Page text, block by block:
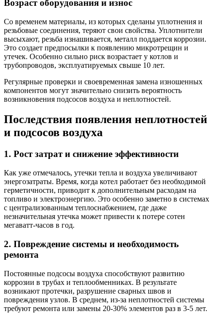
Возраст оборудования и износ
Со временем материалы, из которых сделаны уплотнения и
резьбовые соединения, теряют свои свойства. Уплотнители
высыхают, резьба изнашивается, металл поддается коррозии.
Это создает предпосылки к появлению микротрещин и
утечек. Особенно сильно риск возрастает у котлов и
трубопроводов, эксплуатируемых свыше 10 лет.
Регулярные проверки и своевременная замена изношенных
компонентов могут значительно снизить вероятность
возникновения подсосов воздуха и неплотностей.
Последствия появления неплотностей
и подсосов воздуха
1. Рост затрат и снижение эффективности
Как уже отмечалось, утечки тепла и воздуха увеличивают
энергозатраты. Время, когда котел работает без необходимой
герметичности, приводит к дополнительным расходам на
топливо и электроэнергию. Это особенно заметно в системах
с централизованным теплоснабжением, где даже
незначительная утечка может привести к потере сотен
мегаватт-часов в год.
2. Повреждение системы и необходимость
ремонта
Постоянные подсосы воздуха способствуют развитию
коррозии в трубах и теплообменниках. В результате
возникают протечки, разрушение сварных швов и
повреждения узлов. В среднем, из-за неплотностей системы
требуют ремонта или замены 20-30% элементов раз в 3-5 лет.